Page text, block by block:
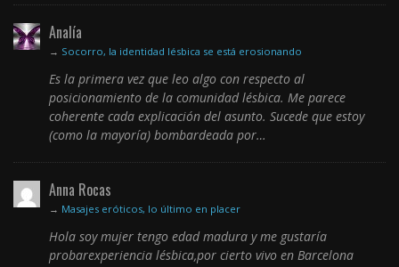
Analía
→ Socorro, la identidad lésbica se está erosionando
Es la primera vez que leo algo con respecto al
posicionamiento de la comunidad lésbica. Me parece
coherente cada explicación del asunto. Sucede que estoy
(como la mayoría) bombardeada por…
Anna Rocas
→ Masajes eróticos, lo último en placer
Hola soy mujer tengo edad madura y me gustaría
probarexperiencia lésbica,por cierto vivo en Barcelona